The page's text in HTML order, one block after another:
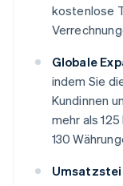
kostenlose
Globale
indem Sie
Kundinnen
mehr als
130